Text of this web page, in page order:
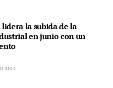
la subida de la
en junio con un